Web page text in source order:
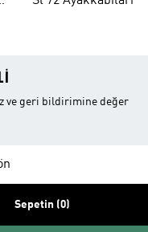
ve geri bildirimine değer
Sepetin (0)